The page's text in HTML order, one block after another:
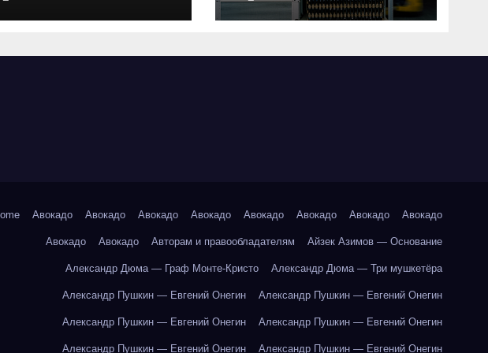
и
работ
критерии подбора
Авокадо Авокадо Авокадо Авокадо Авокадо Авокадо Авокадо Авокадо
Авокадо Авокадо Авторам и правообладателям Айзек Азимов — Основание
Александр Дюма — Граф Монте-Кристо Александр Дюма — Три мушкетёра
Александр Пушкин — Евгений Онегин Александр Пушкин — Евгений Онегин
Александр Пушкин — Евгений Онегин Александр Пушкин — Евгений Онегин
Александр Пушкин — Евгений Онегин Александр Пушкин — Евгений Онегин